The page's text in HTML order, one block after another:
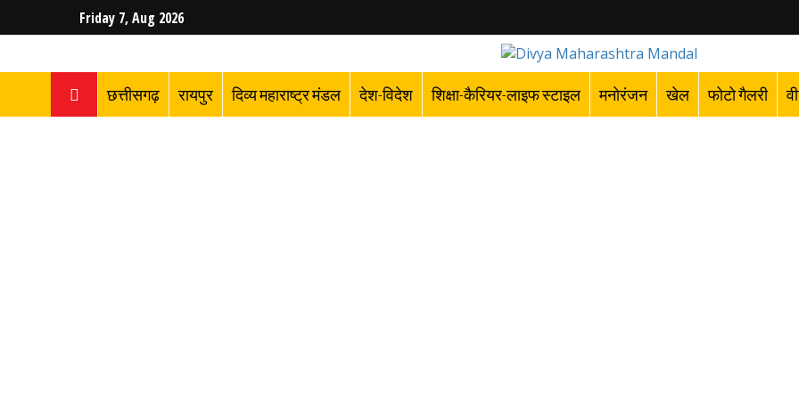
Friday 7, Aug 2026
छत्तीसगढ़ रायपुर दिव्य महाराष्ट्र मंडल देश-विदेश शिक्षा-कैरियर-लाइफ स्टाइल मनोरंजन खेल फोटो गैलरी